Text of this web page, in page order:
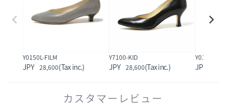
Y0150L-FILM
28,600
Y7100-KID
28,600
Y01001
カスタマーレビュー